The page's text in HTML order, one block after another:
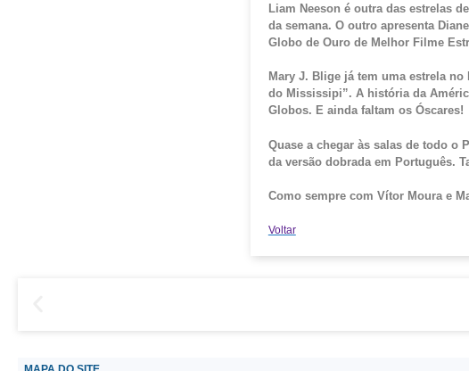
Liam Neeson é outra das estrelas
da semana. O outro apresenta Diane
Globo de Ouro de Melhor Filme
Mary J. Bligejá tem uma estrela no
do Mississipi”. A história da
Globos. E ainda faltam os Óscares!
Quase a chegar às salas de todo o
da versão dobrada em Português.
Como sempre com Vítor Moura e
Voltar